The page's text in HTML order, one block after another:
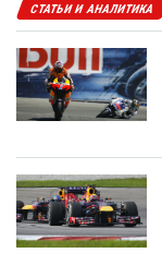
СТАТЬИ И АНАЛИТИКА